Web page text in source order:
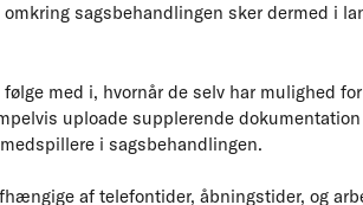
sagsbehandlingen sker dermed i
med i, hvornår de selv har mulighed
uploade supplerende
i sagsbehandlingen.
af telefontider, åbningstider, og